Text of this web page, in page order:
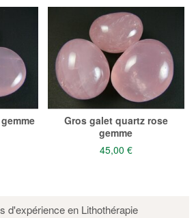
Gros galet quartz rose
gemme
45,00 €
d'expérience en Lithothérapie